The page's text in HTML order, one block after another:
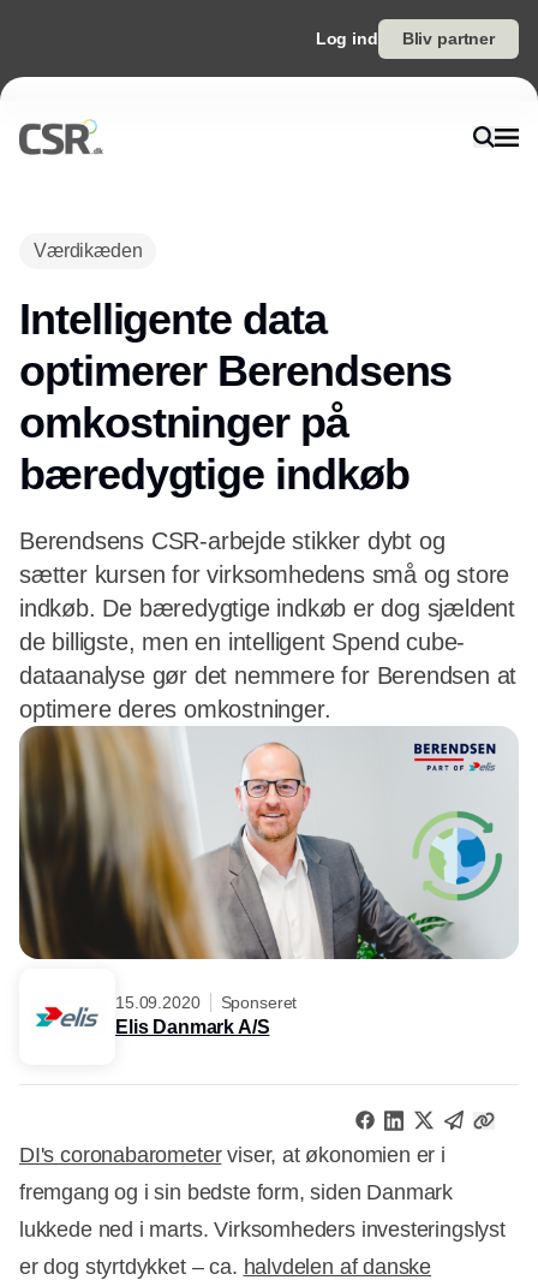
Log ind Bliv partner
Værdikæden
Intelligente data
optimerer Berendsens
omkostninger på
bæredygtige indkøb
Berendsens CSR-arbejde stikker dybt og
sætter kursen for virksomhedens små og store
indkøb. De bæredygtige indkøb er dog sjældent
de billigste, men en intelligent Spend cube-
dataanalyse gør det nemmere for Berendsen at
optimere deres omkostninger.
15.09.2020 Sponseret
Elis Danmark A/S
DI's coronabarometerviser, at økonomien er i
fremgang og i sin bedste form, siden Danmark
lukkede ned i marts. Virksomheders investeringslyst
er dog styrtdykket – ca. halvdelen af danske